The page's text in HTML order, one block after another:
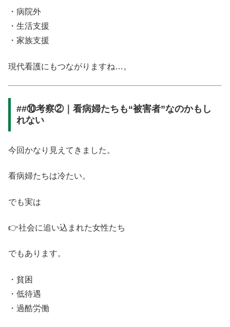
・病院外
・生活支援
・家族支援
現代看護にもつながりますね…。
##⑩考察②｜看病婦たちも“被害者”なのかもし
れない
今回かなり見えてきました。
看病婦たちは冷たい。
でも実は
👉社会に追い込まれた女性たち
でもあります。
・貧困
・低待遇
・過酷労働